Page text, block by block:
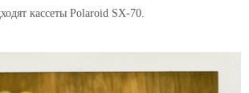
кассеты Polaroid SX-70.